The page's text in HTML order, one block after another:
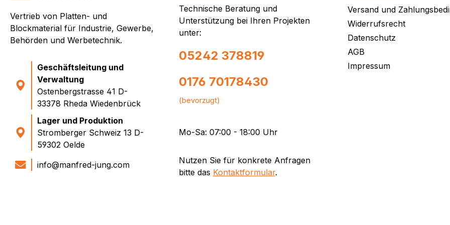
Vertrieb von Platten- und
Blockmaterial für Industrie, Gewerbe,
Behörden und Werbetechnik.
Geschäftsleitung und
Verwaltung
Ostenbergstrasse 41 D-
33378 Rheda Wiedenbrück
Lager und Produktion
Stromberger Schweiz 13 D-
59302 Oelde
info@manfred-jung.com
Technische Beratung und
Unterstützung bei Ihren Projekten
unter:
05242 378819
0176 70178430
(bevorzugt)
Mo-Sa: 07:00 - 18:00 Uhr
Nutzen Sie für konkrete Anfragen
bitte das Kontaktformular.
Versand und
Widerrufsrecht
Datenschutz
AGB
Impressum